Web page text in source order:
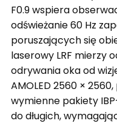
F0.9 wspiera
odświeżanie 60 Hz
poruszających się
laserowy LRF mierzy
odrywania oka od
AMOLED 2560 ×
wymienne pakiety
do długich,